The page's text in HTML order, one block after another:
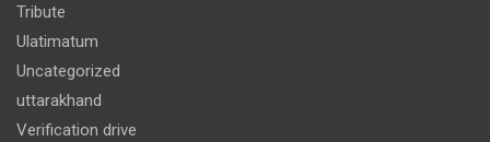
Tribute
Ulatimatum
Uncategorized
uttarakhand
Verification drive